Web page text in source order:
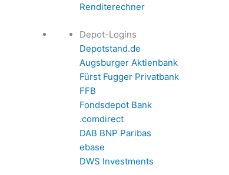
Renditerechner
Depot-Logins
Depotstand.de
Augsburger Aktienbank
Fürst Fugger Privatbank
FFB
Fondsdepot Bank
.comdirect
DAB BNP Paribas
ebase
DWS Investments